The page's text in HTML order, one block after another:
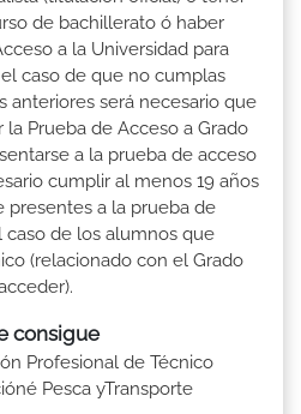
de bachillerato ó haber
a la Universidad para
caso de que no cumplas
anteriores será necesario que
Prueba de Acceso a Grado
a la prueba de acceso
cumplir al menos 19 años
a la prueba de
caso de los alumnos que
(relacionado con el Grado
consigue
Profesional de Técnico
Pesca yTransporte